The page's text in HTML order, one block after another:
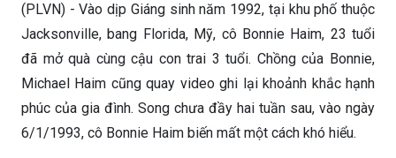
(PLVN) - Vào dịp Giáng sinh năm 1992, tại khu phố thuộc
Jacksonville, bang Florida, Mỹ, cô Bonnie Haim, 23 tuổi
đã mở quà cùng cậu con trai 3 tuổi. Chồng của Bonnie,
Michael Haim cũng quay video ghi lại khoảnh khắc hạnh
phúc của gia đình. Song chưa đầy hai tuần sau, vào ngày
6/1/1993, cô Bonnie Haim biến mất một cách khó hiểu.